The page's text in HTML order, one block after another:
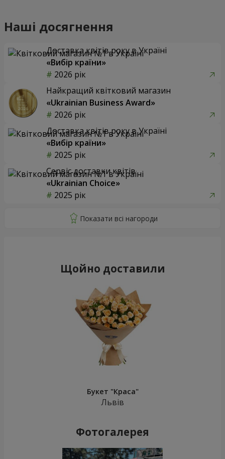
Наші досягнення
Доставка квітів року в Україні
«Вибір країни»
2026 рік
Найкращий квітковий магазин
«Ukrainian Business Award»
2026 рік
Доставка квітів року в Україні
«Вибір країни»
2025 рік
Сервіс доставки квітів
«Ukrainian Choice»
2025 рік
Щойно доставили
Букет "Краса"
Львів
Фотогалерея